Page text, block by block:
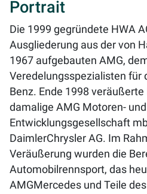
Portrait
Die 1999 gegründete HWA
Ausgliederung aus der von
1967 aufgebauten AMG,
Veredelungsspezialisten für
Benz. Ende 1998
damalige AMG Motoren- und
Entwicklungsgesellschaft
DaimlerChrysler AG. Im
Veräußerung wurden die
Automobilrennsport, das
AMGMercedes und Teile